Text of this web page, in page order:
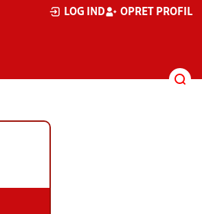
LOG IND OPRET PROFIL